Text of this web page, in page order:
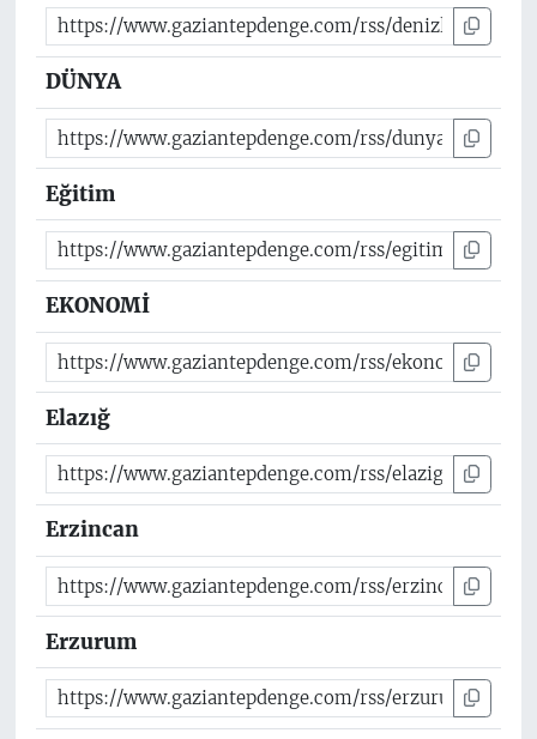
DÜNYA
Eğitim
EKONOMİ
Elazığ
Erzincan
Erzurum